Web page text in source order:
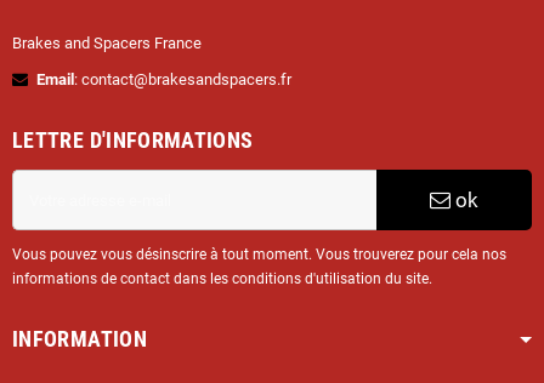
Brakes and Spacers France
Email : contact@brakesandspacers.fr
LETTRE D'INFORMATIONS
ok
Vous pouvez vous désinscrire à tout moment. Vous trouverez pour cela nos
informations de contact dans les conditions d'utilisation du site.
INFORMATION